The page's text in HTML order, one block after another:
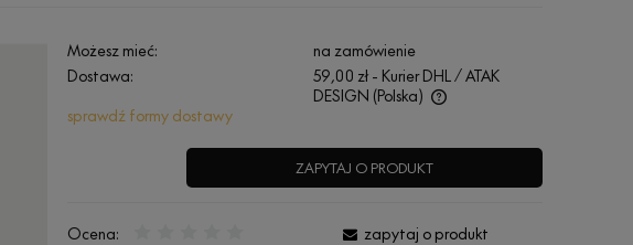
Możesz mieć:
na zamówienie
Dostawa:
59,00 zł - Kurier DHL / ATAK
DESIGN (Polska)
Cena nie zawiera ewentualnych kosztów
sprawdź formy dostawy
ZAPYTAJ O PRODUKT
Ocena:
zapytaj o produkt